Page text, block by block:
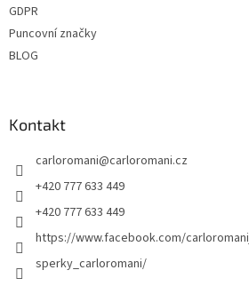
GDPR
Puncovní značky
BLOG
Kontakt
carloromani@carloromani.cz
+420 777 633 449
+420 777 633 449
https://www.facebook.com/
sperky_carloromani/